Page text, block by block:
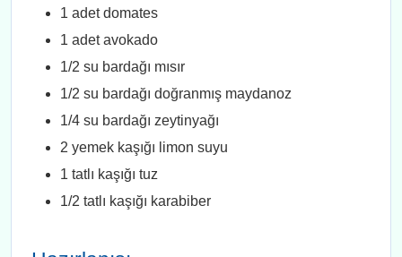
1 adet domates
1 adet avokado
1/2 su bardağı mısır
1/2 su bardağı doğranmış maydanoz
1/4 su bardağı zeytinyağı
2 yemek kaşığı limon suyu
1 tatlı kaşığı tuz
1/2 tatlı kaşığı karabiber